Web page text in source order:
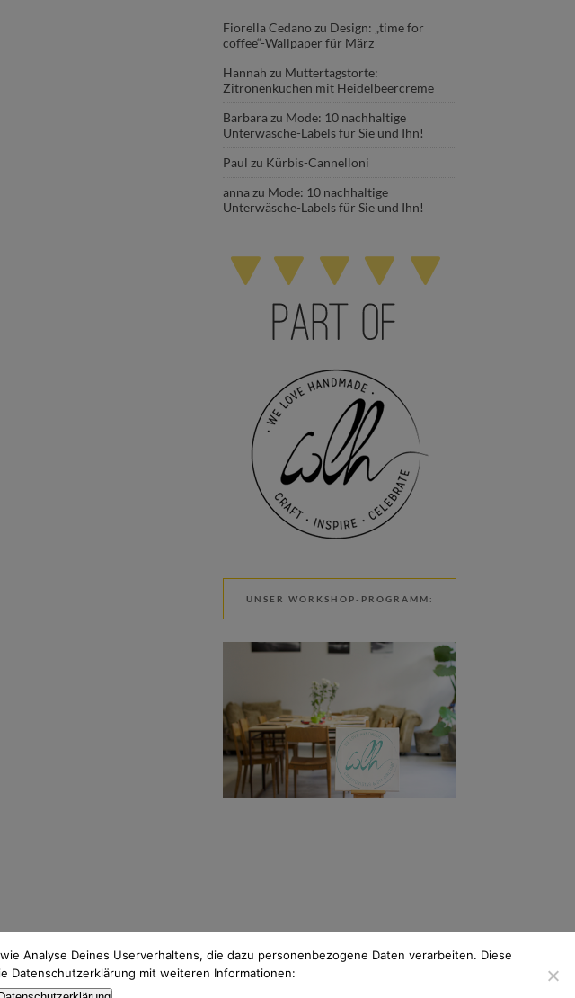
Fiorella Cedano zu Design: „time for
coffee“-Wallpaper für März
Hannah zu Muttertagstorte:
Zitronenkuchen mit Heidelbeercreme
Barbara zu Mode: 10 nachhaltige
Unterwäsche-Labels für Sie und Ihn!
Paul zu Kürbis-Cannelloni
anna zu Mode: 10 nachhaltige
Unterwäsche-Labels für Sie und Ihn!
UNSER WORKSHOP-PROGRAMM:
.
Analyse Deines Userverhaltens, die dazu personenbezogene Daten verarbeiten. Diese
Datenschutzerklärung mit weiteren Informationen: